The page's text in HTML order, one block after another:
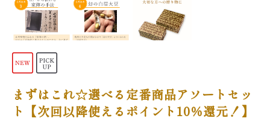
まずはこれ☆選べる定番商品アソートセッ
ト【次回以降使えるポイント10％還元！】